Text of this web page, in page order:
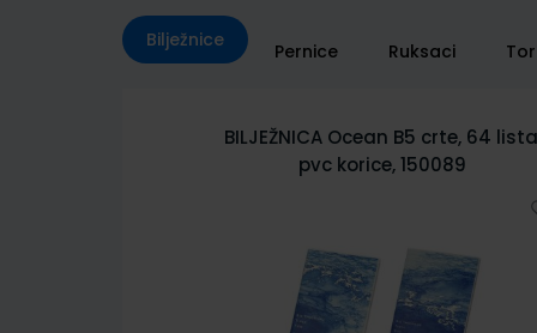
Bilježnice Pernice Ruksaci
BILJEŽNICA City Sketch B5 crte,
lista, pvc korice 150085